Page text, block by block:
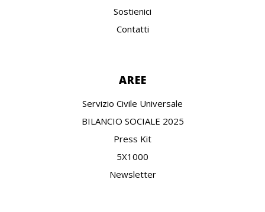
Sostienici
Contatti
AREE
Servizio Civile Universale
BILANCIO SOCIALE 2025
Press Kit
5X1000
Newsletter